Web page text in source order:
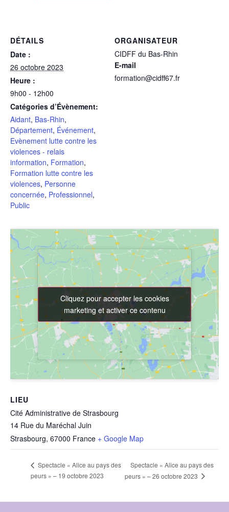
DÉTAILS
Date :
26 octobre 2023
Heure :
9h00 - 12h00
Catégories d’Évènement:
Aidant, Bas-Rhin,
Département, Événement,
Evènement lutte contre les
violences - relais
information, Formation,
Formation lutte contre les
violences, Personne
concernée, Professionnel,
Public
ORGANISATEUR
CIDFF du Bas-Rhin
E-mail
formation@cidff67.fr
LIEU
Cité Administrative de Strasbourg
14 Rue du Maréchal Juin
Strasbourg, 67000 France + Google Map
Cliquez pour accepter les cookies
marketing et activer ce contenu
Cliquez pour accepter les cookies
marketing et activer ce contenu
Spectacle « Alice au pays des
peurs » – 19 octobre 2023
Spectacle « Alice au pays des
peurs » – 26 octobre 2023